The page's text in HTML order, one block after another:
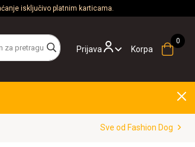
isključivo platnim karticama.
Prijava Korpa
Sve od Fashion Dog